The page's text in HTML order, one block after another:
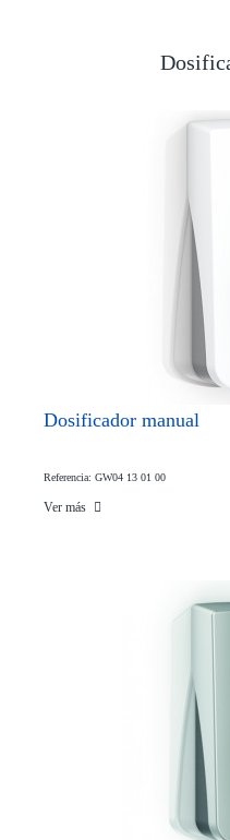
Dosificador manual
Referencia: GW04 13 01 00
Ver más